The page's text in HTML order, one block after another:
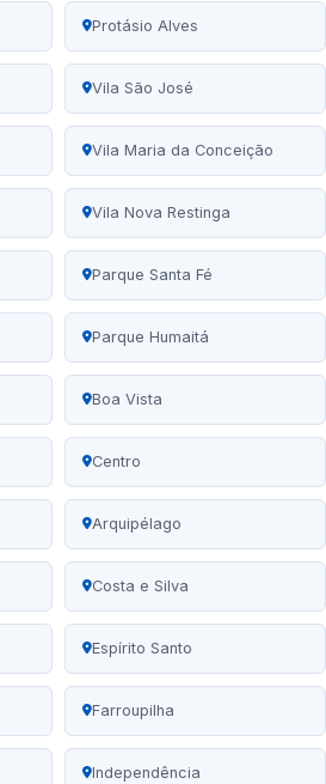
Protásio Alves
Vila São José
Vila Maria da Conceição
Vila Nova Restinga
Parque Santa Fé
Parque Humaitá
Boa Vista
Centro
Arquipélago
Costa e Silva
Espírito Santo
Farroupilha
Independência